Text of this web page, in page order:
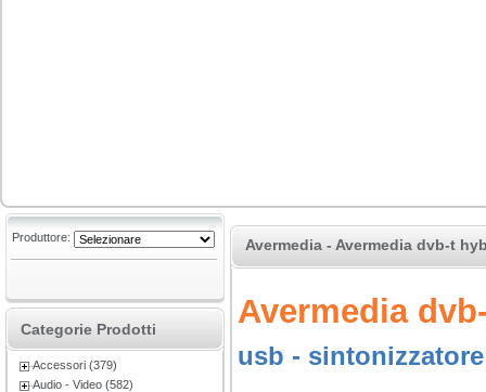
Produttore:
Categorie Prodotti
Accessori (379)
Audio - Video (582)
Avermedia - Avermedia dvb-t
Avermedia
usb -